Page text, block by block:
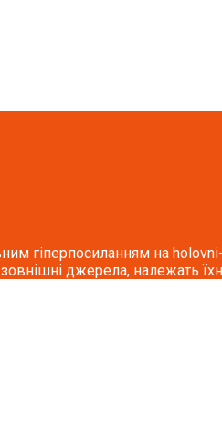
гіперпосиланням на
джерела, належать